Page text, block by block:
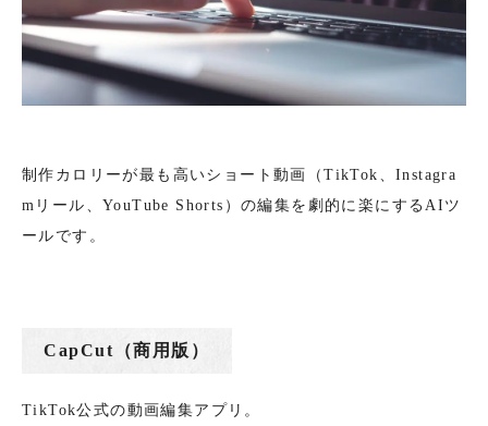
制作カロリーが最も高いショート動画（TikTok、Instagra
mリール、YouTube Shorts）の編集を劇的に楽にするAIツ
ールです。
CapCut（商用版）
TikTok公式の動画編集アプリ。